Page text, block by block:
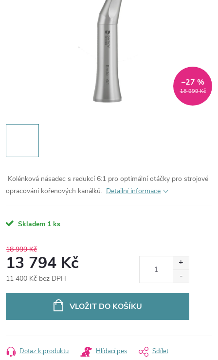
18 999 Kč
–27 %
Kolénková násadec s redukcí 6:1 pro optimální otáčky pro strojové
opracování kořenových kanálků. Detailní informace
Skladem 1 ks
18 999 Kč
13 794 Kč
11 400 Kč bez DPH
VLOŽIT DO KOŠÍKU
Dotaz k produktu Hlídací pes Sdílet